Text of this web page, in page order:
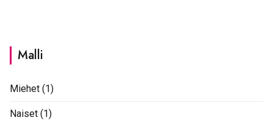
Malli
Miehet (1)
Naiset (1)